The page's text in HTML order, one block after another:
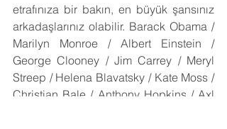
etrafınıza bir bakın, en büyük şansınız
arkadaşlarınız olabilir. Barack Obama /
Marilyn Monroe / Albert Einstein /
George Clooney / Jim Carrey / Meryl
Streep / Helena Blavatsky / Kate Moss /
Christian Bale / Anthony Hopkins / Axl